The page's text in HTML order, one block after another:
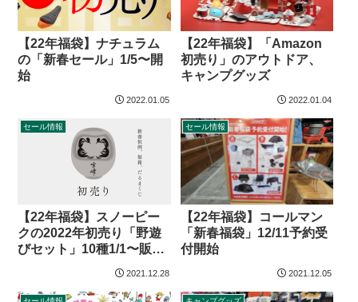
【22年福袋】ナチュラム
の「新春セール」1/5〜開
始
2022.01.05
【22年福袋】「Amazon
初売り」のアウトドア、
キャンプグッズ
2022.01.04
セール情報
【22年福袋】スノーピー
クの2022年初売り「野遊
びセット」10種1/1〜販売
2021.12.28
セール情報
【22年福袋】コールマン
「新春福袋」12/11予約受
付開始
2021.12.05